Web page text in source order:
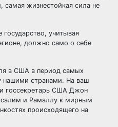
самая жизнестойкая сила не
учитывая
должно само о себе
в США в период самых
нашими странами. На ваш
госсекретарь США Джон
и Рамаллу к мирным
происходящего на